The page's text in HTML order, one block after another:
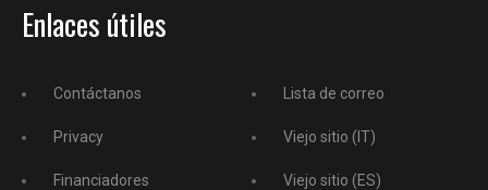
Enlaces útiles
Contáctanos
Privacy
Financiadores
Lista de correo
Viejo sitio (IT)
Viejo sitio (ES)